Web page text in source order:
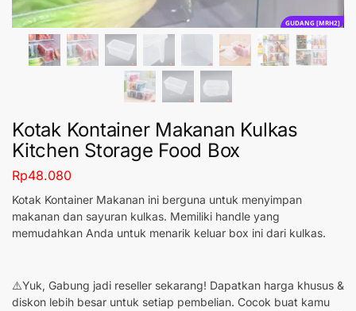
GUDANG [MRH2]
Kotak Kontainer Makanan Kulkas
Kitchen Storage Food Box
Rp48.080
Kotak Kontainer Makanan ini berguna untuk menyimpan
makanan dan sayuran kulkas. Memiliki handle yang
memudahkan Anda untuk menarik keluar box ini dari kulkas.
⚠️Yuk, Gabung jadi reseller sekarang! Dapatkan harga khusus &
diskon lebih besar untuk setiap pembelian. Cocok buat kamu